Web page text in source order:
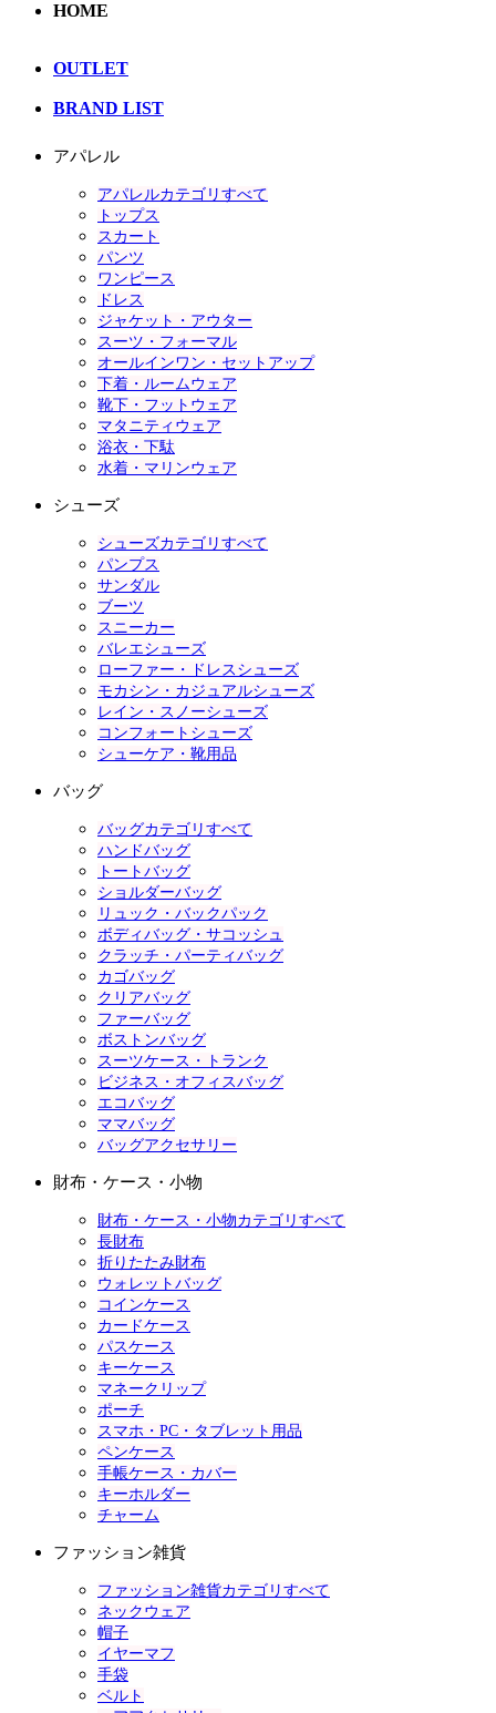
HOME
OUTLET
BRAND LIST
アパレル
アパレルカテゴリすべて
トップス
スカート
パンツ
ワンピース
ドレス
ジャケット・アウター
スーツ・フォーマル
オールインワン・セットアップ
下着・ルームウェア
靴下・フットウェア
マタニティウェア
浴衣・下駄
水着・マリンウェア
シューズ
シューズカテゴリすべて
パンプス
サンダル
ブーツ
スニーカー
バレエシューズ
ローファー・ドレスシューズ
モカシン・カジュアルシューズ
レイン・スノーシューズ
コンフォートシューズ
シューケア・靴用品
バッグ
バッグカテゴリすべて
ハンドバッグ
トートバッグ
ショルダーバッグ
リュック・バックパック
ボディバッグ・サコッシュ
クラッチ・パーティバッグ
カゴバッグ
クリアバッグ
ファーバッグ
ボストンバッグ
スーツケース・トランク
ビジネス・オフィスバッグ
エコバッグ
ママバッグ
バッグアクセサリー
財布・ケース・小物
財布・ケース・小物カテゴリすべて
長財布
折りたたみ財布
ウォレットバッグ
コインケース
カードケース
パスケース
キーケース
マネークリップ
ポーチ
スマホ・PC・タブレット用品
ペンケース
手帳ケース・カバー
キーホルダー
チャーム
ファッション雑貨
ファッション雑貨カテゴリすべて
ネックウェア
帽子
イヤーマフ
手袋
ベルト